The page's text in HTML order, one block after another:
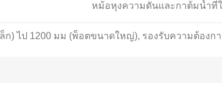
หม้อหุงความดันและกาต้มน้ำที่
) ไป 1200 มม (พ็อตขนาดใหญ่), รองรับความต้องก